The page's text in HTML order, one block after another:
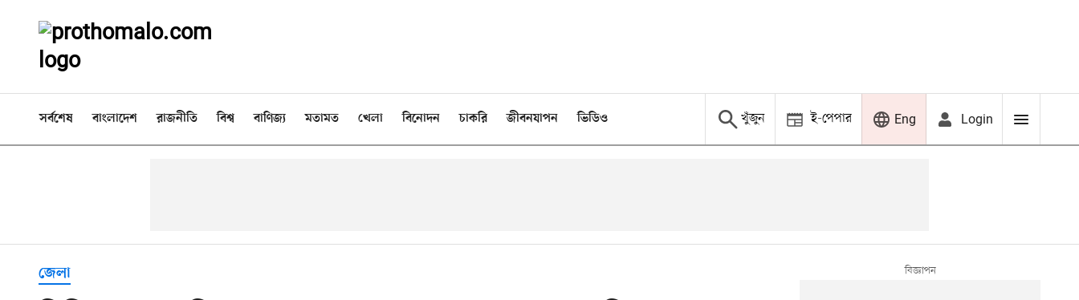
সর্বশেষ বাংলাদেশ রাজনীতি বিশ্ব বাণিজ্য মতামত খেলা বিনোদন চাকরি জীবনযাপন ভিডিও খুঁজুন ই-পেপার Eng Login
জেলা